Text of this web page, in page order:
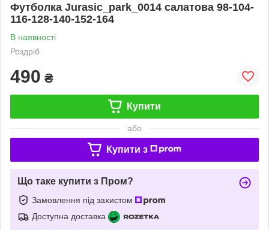
Футболка Jurasic_park_0014 салатова 98-104-
116-128-140-152-164
В наявності
Роздріб
490 ₴
Купити
або
Купити з
Що таке купити з Пром?
Замовлення під захистом
Доступна доставка